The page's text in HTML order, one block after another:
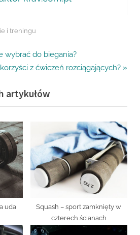
i treningu
wybrać do biegania?
z ćwiczeń rozciągających?
artykułów
uda
Squash – sport zamknięty w
czterech ścianach